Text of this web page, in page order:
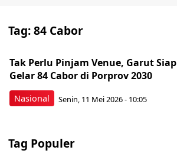
Tag:84 Cabor
Nasional
Tak Perlu Pinjam Venue, Garut Siap
Gelar 84 Cabor di Porprov 2030
Senin, 11 Mei 2026 - 10:05
Tag Populer